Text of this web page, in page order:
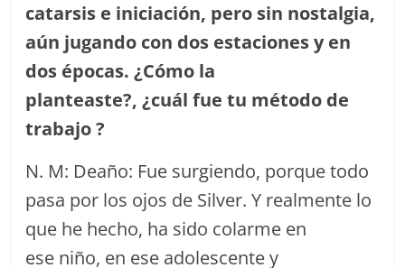
catarsis e iniciación, pero sin nostalgia,
aún jugando con dos estaciones y en
dos épocas. ¿Cómo la
planteaste?, ¿cuál fue tu método de
trabajo ?
N. M: Deaño: Fue surgiendo, porque todo
pasa por los ojos de Silver. Y realmente lo
que he hecho, ha sido colarme en
ese niño, en ese adolescente y